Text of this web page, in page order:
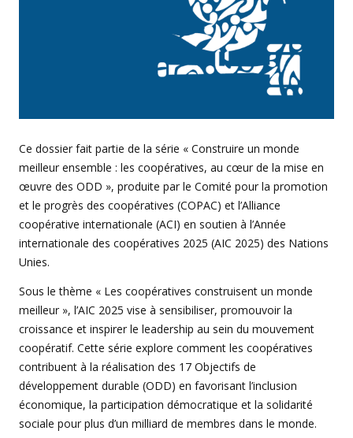
Ce dossier fait partie de la série « Construire un monde
meilleur ensemble : les coopératives, au cœur de la mise en
œuvre des ODD », produite par le Comité pour la promotion
et le progrès des coopératives (COPAC) et l’Alliance
coopérative internationale (ACI) en soutien à l’Année
internationale des coopératives 2025 (AIC 2025) des Nations
Unies.
Sous le thème « Les coopératives construisent un monde
meilleur », l’AIC 2025 vise à sensibiliser, promouvoir la
croissance et inspirer le leadership au sein du mouvement
coopératif. Cette série explore comment les coopératives
contribuent à la réalisation des 17 Objectifs de
développement durable (ODD) en favorisant l’inclusion
économique, la participation démocratique et la solidarité
sociale pour plus d’un milliard de membres dans le monde.